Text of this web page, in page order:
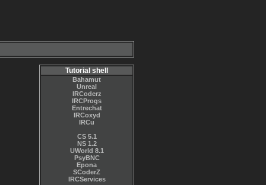
Tutorial shell
Bahamut
Unreal
IRCoderz
IRCProgs
Entrechat
IRCoxyd
IRCu
CS 5.1
NS 1.2
UWorld 8.1
PsyBNC
Epona
SCoderZ
IRCServices